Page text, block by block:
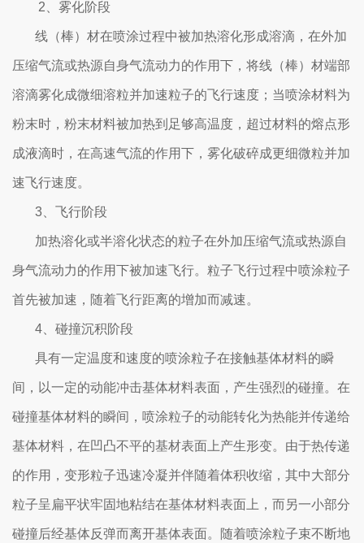
2、雾化阶段
线（棒）材在喷涂过程中被加热溶化形成溶滴，在外加
压缩气流或热源自身气流动力的作用下，将线（棒）材端部
溶滴雾化成微细溶粒并加速粒子的飞行速度；当喷涂材料为
粉末时，粉末材料被加热到足够高温度，超过材料的熔点形
成液滴时，在高速气流的作用下，雾化破碎成更细微粒并加
速飞行速度。
3、飞行阶段
加热溶化或半溶化状态的粒子在外加压缩气流或热源自
身气流动力的作用下被加速飞行。粒子飞行过程中喷涂粒子
首先被加速，随着飞行距离的增加而减速。
4、碰撞沉积阶段
具有一定温度和速度的喷涂粒子在接触基体材料的瞬
间，以一定的动能冲击基体材料表面，产生强烈的碰撞。在
碰撞基体材料的瞬间，喷涂粒子的动能转化为热能并传递给
基体材料，在凹凸不平的基材表面上产生形变。由于热传递
的作用，变形粒子迅速冷凝并伴随着体积收缩，其中大部分
粒子呈扁平状牢固地粘结在基体材料表面上，而另一小部分
碰撞后经基体反弹而离开基体表面。随着喷涂粒子束不断地